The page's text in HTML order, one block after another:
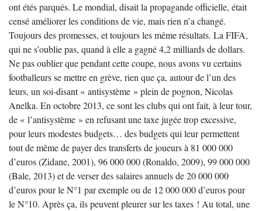
ont étés parqués. Le mondial, disait la propagande officielle, était
censé améliorer les conditions de vie, mais rien n’a changé.
Toujours des promesses, et toujours les même résultats. La FIFA,
qui ne s’oublie pas, quand à elle a gagné 4,2 milliards de dollars.
Ne pas oublier que pendant cette coupe, nous avons vu certains
footballeurs se mettre en grève, rien que ça, autour de l’un des
leurs, un soi-disant « antisystème » plein de pognon, Nicolas
Anelka. En octobre 2013, ce sont les clubs qui ont fait, à leur tour,
de « l’antisystème » en refusant une taxe jugée trop excessive,
pour leurs modestes budgets… des budgets qui leur permettent
tout de même de payer des transferts de joueurs à 81 000 000
d’euros (Zidane, 2001), 96 000 000 (Ronaldo, 2009), 99 000 000
(Bale, 2013) et de verser des salaires annuels de 20 000 000
d’euros pour le N°1 par exemple ou de 12 000 000 d’euros pour
le N°10. Après ça, ils peuvent pleurer sur les taxes ! Au total, une